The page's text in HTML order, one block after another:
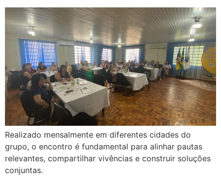
Realizado mensalmente em diferentes cidades do
grupo, o encontro é fundamental para alinhar pautas
relevantes, compartilhar vivências e construir soluções
conjuntas.